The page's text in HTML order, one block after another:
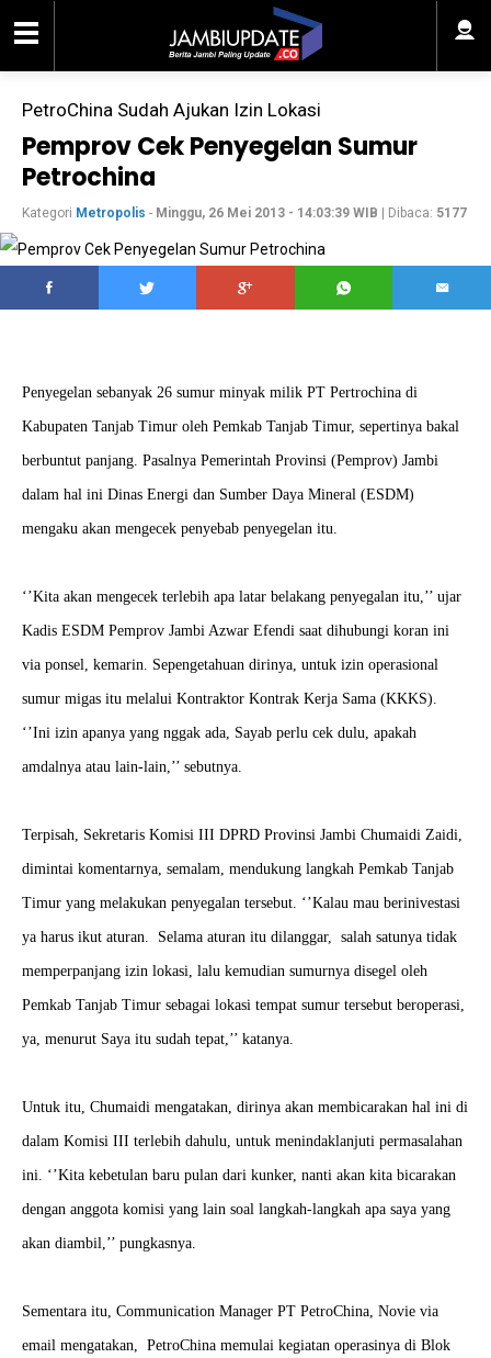
PetroChina Sudah Ajukan Izin Lokasi
Pemprov Cek Penyegelan Sumur
Petrochina
Kategori Metropolis - Minggu, 26 Mei 2013 - 14:03:39 WIB | Dibaca: 5177
Penyegelan sebanyak 26 sumur minyak milik PT Pertrochina di
Kabupaten Tanjab Timur oleh Pemkab Tanjab Timur, sepertinya bakal
berbuntut panjang. Pasalnya Pemerintah Provinsi (Pemprov) Jambi
dalam hal ini Dinas Energi dan Sumber Daya Mineral (ESDM)
mengaku akan mengecek penyebab penyegelan itu.
‘’Kita akan mengecek terlebih apa latar belakang penyegalan itu,’’ ujar
Kadis ESDM Pemprov Jambi Azwar Efendi saat dihubungi koran ini
via ponsel, kemarin. Sepengetahuan dirinya, untuk izin operasional
sumur migas itu melalui Kontraktor Kontrak Kerja Sama (KKKS).
‘’Ini izin apanya yang nggak ada, Sayab perlu cek dulu, apakah
amdalnya atau lain-lain,’’ sebutnya.
Terpisah, Sekretaris Komisi III DPRD Provinsi Jambi Chumaidi Zaidi,
dimintai komentarnya, semalam, mendukung langkah Pemkab Tanjab
Timur yang melakukan penyegalan tersebut. ‘’Kalau mau berinivestasi
ya harus ikut aturan. Selama aturan itu dilanggar, salah satunya tidak
memperpanjang izin lokasi, lalu kemudian sumurnya disegel oleh
Pemkab Tanjab Timur sebagai lokasi tempat sumur tersebut beroperasi,
ya, menurut Saya itu sudah tepat,’’ katanya.
Untuk itu, Chumaidi mengatakan, dirinya akan membicarakan hal ini di
dalam Komisi III terlebih dahulu, untuk menindaklanjuti permasalahan
ini. ‘’Kita kebetulan baru pulan dari kunker, nanti akan kita bicarakan
dengan anggota komisi yang lain soal langkah-langkah apa saya yang
akan diambil,’’ pungkasnya.
Sementara itu, Communication Manager PT PetroChina, Novie via
email mengatakan, PetroChina memulai kegiatan operasinya di Blok